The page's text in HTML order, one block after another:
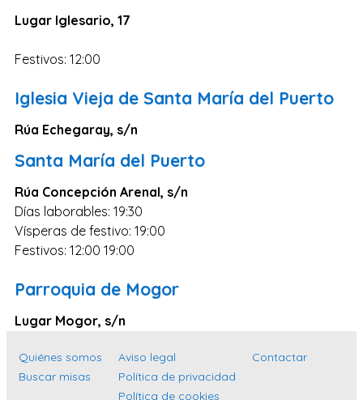
Toledo
Vizcaya
Cádiz
Granada
Córdoba
Pontevedra
Huesca
Jaén
Badajoz
Guadalajara
Lugar Iglesario, 17
Festivos: 12:00
Iglesia Vieja de Santa María del Puerto
Rúa Echegaray, s/n
Santa María del Puerto
Rúa Concepción Arenal, s/n
Días laborables: 19:30
Vísperas de festivo: 19:00
Festivos: 12:00 19:00
Parroquia de Mogor
Lugar Mogor, s/n
Quiénes somos
Buscar misas
Aviso legal
Política de privacidad
Política de cookies
Contactar